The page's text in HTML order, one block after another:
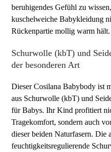
beruhigendes Gefühl zu
kuschelweiche Babykleidung
Rückenpartie mollig warm hält.
Schurwolle (kbT) und
der besonderen Art
Dieser Cosilana Babybody ist
aus Schurwolle (kbT) und
für Babys. Ihr Kind profitiert
Tragekomfort, sondern auch
dieser beiden Naturfasern. Die
feuchtigkeitsregulierende